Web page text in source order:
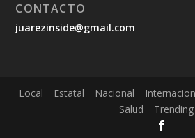
CONTACTO
juarezinside@gmail.com
Local Estatal Nacional
Salud
Trending